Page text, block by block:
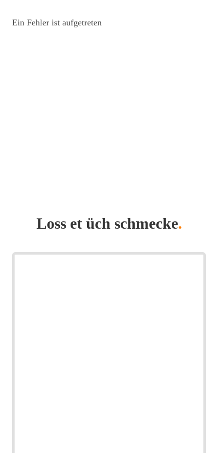
Ein Fehler ist aufgetreten
Loss et üch schmecke.